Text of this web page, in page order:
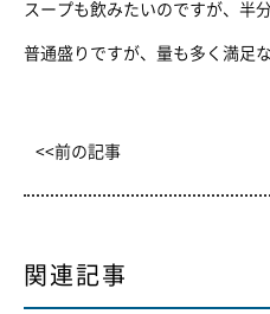
スープも飲みたいのですが、半
普通盛りですが、量も多く満足
<<前の記事
関連記事